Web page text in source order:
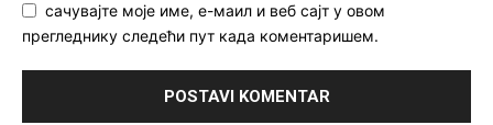
сачувајте моје име, е-маил и веб сајт у овом
прегледнику следећи пут када коментаришем.